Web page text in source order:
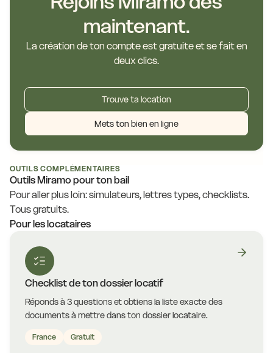
maintenant.
La création de ton compte est gratuite et se fait en
deux clics.
Trouve ta location
Mets ton bien en ligne
OUTILS COMPLÉMENTAIRES
Outils Miramo pour ton bail
Pour aller plus loin: simulateurs, lettres types, checklists.
Tous gratuits.
Pour les locataires
Checklist de ton dossier locatif
Réponds à 3 questions et obtiens la liste exacte des
documents à mettre dans ton dossier locataire.
France Gratuit